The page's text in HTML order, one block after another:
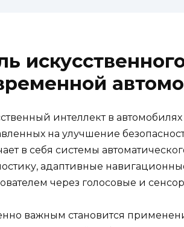
интеллект в
на улучшение
в себя системы
адаптивные
через голосовые и
важным становится